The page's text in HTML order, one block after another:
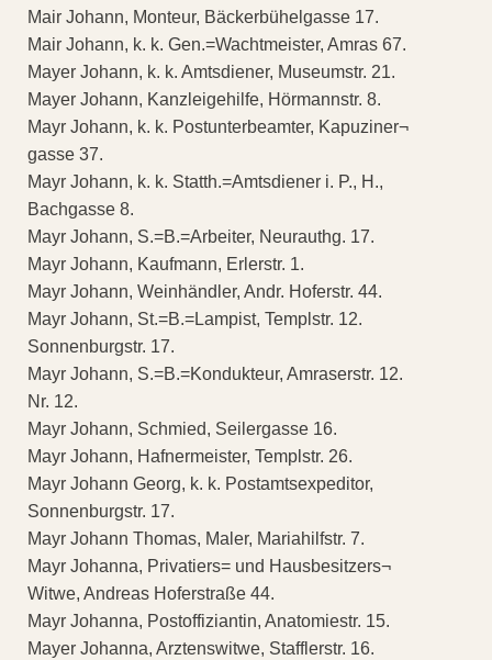
Mair Johann, Monteur, Bäckerbühelgasse 17.
Mair Johann, k. k. Gen.=Wachtmeister, Amras 67.
Mayer Johann, k. k. Amtsdiener, Museumstr. 21.
Mayer Johann, Kanzleigehilfe, Hörmannstr. 8.
Mayr Johann, k. k. Postunterbeamter, Kapuziner¬
gasse 37.
Mayr Johann, k. k. Statth.=Amtsdiener i. P., H.,
Bachgasse 8.
Mayr Johann, S.=B.=Arbeiter, Neurauthg. 17.
Mayr Johann, Kaufmann, Erlerstr. 1.
Mayr Johann, Weinhändler, Andr. Hoferstr. 44.
Mayr Johann, St.=B.=Lampist, Templstr. 12.
Sonnenburgstr. 17.
Mayr Johann, S.=B.=Kondukteur, Amraserstr. 12.
Nr. 12.
Mayr Johann, Schmied, Seilergasse 16.
Mayr Johann, Hafnermeister, Templstr. 26.
Mayr Johann Georg, k. k. Postamtsexpeditor,
Sonnenburgstr. 17.
Mayr Johann Thomas, Maler, Mariahilfstr. 7.
Mayr Johanna, Privatiers= und Hausbesitzers¬
Witwe, Andreas Hoferstraße 44.
Mayr Johanna, Postoffiziantin, Anatomiestr. 15.
Mayer Johanna, Arztenswitwe, Stafflerstr. 16.